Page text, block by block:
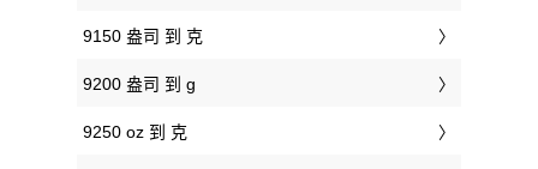
9150 盎司 到 克
9200 盎司 到 g
9250 oz 到 克